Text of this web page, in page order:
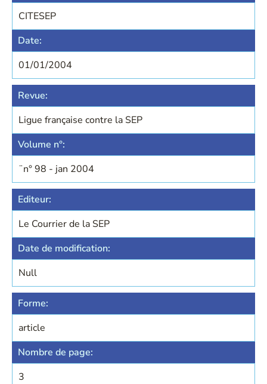
CITESEP
Date:
01/01/2004
Revue:
Ligue française contre la SEP
Volume n°:
¨n° 98 - jan 2004
Editeur:
Le Courrier de la SEP
Date de modification:
Null
Forme:
article
Nombre de page:
3